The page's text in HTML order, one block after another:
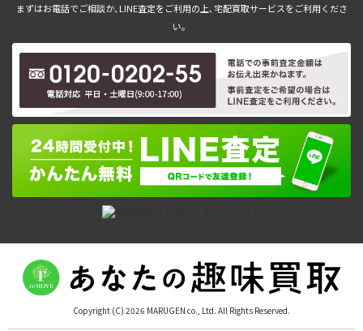
まずはお電話でご相談か､LINE査定をご利用の上､宅配買取サービスをご利用くださ
い。
Copyright (C) 2026 MARUGEN co., Ltd. All Rights Reserved.